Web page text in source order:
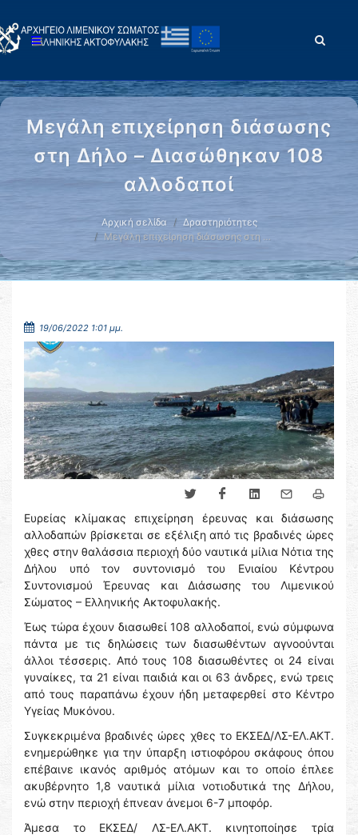
Μεγάλη επιχείρηση διάσωσης
στη Δήλο – Διασώθηκαν 108
αλλοδαποί
Αρχική σελίδα
Δραστηριότητες
Μεγάλη επιχείρηση διάσωσης στη …
19/06/2022 1:01 μμ.
Ευρείας κλίμακας επιχείρηση έρευνας και διάσωσης
αλλοδαπών βρίσκεται σε εξέλιξη από τις βραδινές ώρες
χθες στην θαλάσσια περιοχή δύο ναυτικά μίλια Νότια της
Δήλου υπό τον συντονισμό του Ενιαίου Κέντρου
Συντονισμού Έρευνας και Διάσωσης του Λιμενικού
Σώματος – Ελληνικής Ακτοφυλακής.
Έως τώρα έχουν διασωθεί 108 αλλοδαποί, ενώ σύμφωνα
πάντα με τις δηλώσεις των διασωθέντων αγνοούνται
άλλοι τέσσερις. Από τους 108 διασωθέντες οι 24 είναι
γυναίκες, τα 21 είναι παιδιά και οι 63 άνδρες, ενώ τρεις
από τους παραπάνω έχουν ήδη μεταφερθεί στο Κέντρο
Υγείας Μυκόνου.
Συγκεκριμένα βραδινές ώρες χθες το ΕΚΣΕΔ/ΛΣ-ΕΛ.ΑΚΤ.
ενημερώθηκε για την ύπαρξη ιστιοφόρου σκάφους όπου
επέβαινε ικανός αριθμός ατόμων και το οποίο έπλεε
ακυβέρνητο 1,8 ναυτικά μίλια νοτιοδυτικά της Δήλου,
ενώ στην περιοχή έπνεαν άνεμοι 6-7 μποφόρ.
Άμεσα το ΕΚΣΕΔ/ ΛΣ-ΕΛ.ΑΚΤ. κινητοποίησε τρία